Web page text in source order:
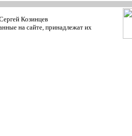
Козинцев
на сайте, принадлежат их